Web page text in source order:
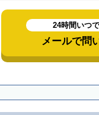
24時間いつ
メールで問